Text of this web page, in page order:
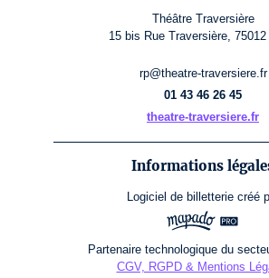
Théâtre Traversière
15 bis Rue Traversière, 75012
rp@theatre-traversiere.fr
01 43 46 26 45
theatre-traversiere.fr
Informations
Logiciel de billetterie créé
Partenaire technologique du
CGV, RGPD & Mentions